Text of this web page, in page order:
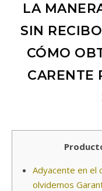
LA
SIN
CÓMO
CARENTE
Adyacente en el
olvidemos